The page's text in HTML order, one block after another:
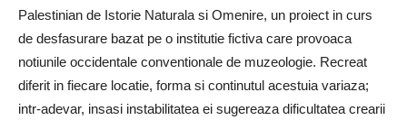
Palestinian de Istorie Naturala si Omenire, un proiect in curs
de desfasurare bazat pe o institutie fictiva care provoaca
notiunile occidentale conventionale de muzeologie. Recreat
diferit in fiecare locatie, forma si continutul acestuia variaza;
intr-adevar, insasi instabilitatea ei sugereaza dificultatea crearii